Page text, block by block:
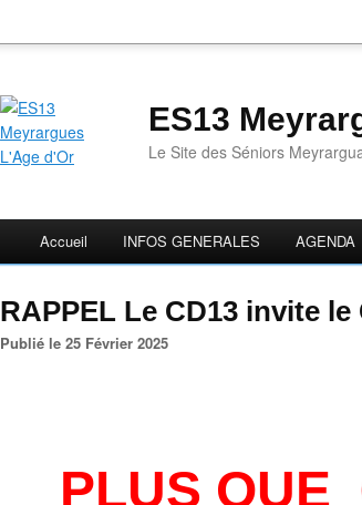
ES13
Le Site des Séniors
Accueil INFOS GENERALES AGENDA
RAPPEL Le CD13 invite
Publié le 25 Février 2025
PLUS QUE